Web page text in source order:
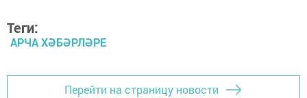
Теги:
АРЧА ХӘБӘРЛӘРЕ
Перейти на страницу новости